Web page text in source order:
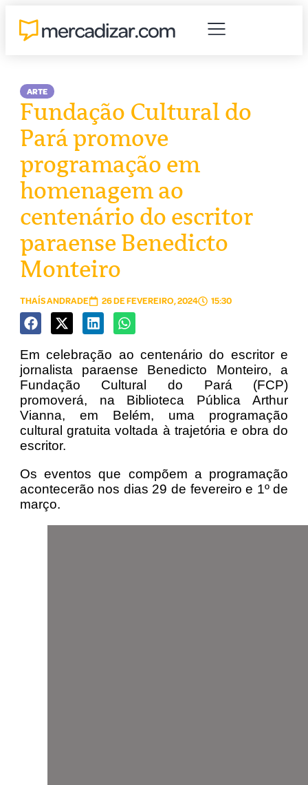
ARTE
Fundação Cultural do
Pará promove
programação em
homenagem ao
centenário do escritor
paraense Benedicto
Monteiro
THAÍS ANDRADE 26 DE FEVEREIRO, 2024 15:30
Em celebração ao centenário do escritor e
jornalista paraense Benedicto Monteiro, a
Fundação Cultural do Pará (FCP)
promoverá, na Biblioteca Pública Arthur
Vianna, em Belém, uma programação
cultural gratuita voltada à trajetória e obra do
escritor.
Os eventos que compõem a programação
acontecerão nos dias 29 de fevereiro e 1º de
março.